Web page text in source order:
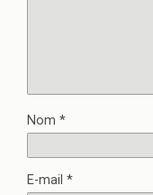
Nom *
E-mail *